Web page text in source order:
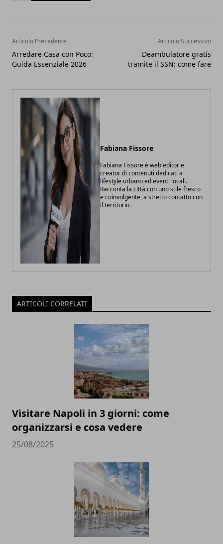
Articolo Precedente
Arredare Casa con Poco:
Guida Essenziale 2026
Articolo Successivo
Deambulatore gratis
tramite il SSN: come fare
Fabiana Fissore
Fabiana Fissore è web editor e
creator di contenuti dedicati a
lifestyle urbano ed eventi locali.
Racconta la città con uno stile fresco
e coinvolgente, a stretto contatto con
il territorio.
ARTICOLI CORRELATI
Visitare Napoli in 3 giorni: come
organizzarsi e cosa vedere
25/08/2025